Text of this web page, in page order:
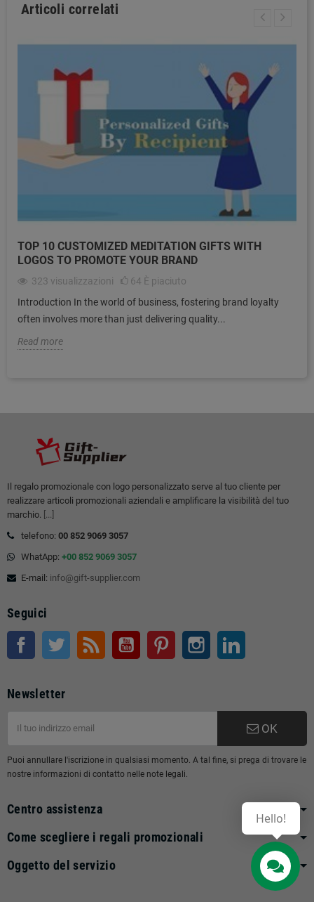
Articoli correlati
TOP 10 CUSTOMIZED MEDITATION GIFTS WITH
LOGOS TO PROMOTE YOUR BRAND
323 visualizzazioni 64 È piaciuto
Introduction In the world of business, fostering brand loyalty
often involves more than just delivering quality...
Read more
Il regalo promozionale con logo personalizzato serve al tuo cliente per
realizzare articoli promozionali aziendali e amplificare la visibilità del tuo
marchio. [...]
telefono: 00 852 9069 3057
WhatApp: +00 852 9069 3057
E-mail: info@gift-supplier.com
Seguici
Facebook Twitter RSS Youtube Pinterest Instagram
Newsletter
OK
Puoi annullare l'iscrizione in qualsiasi momento. A tal fine, si prega di trovare le
nostre informazioni di contatto nelle note legali.
Centro assistenza
Come scegliere i regali promozionali
Oggetto del servizio
Contact us
Hello!